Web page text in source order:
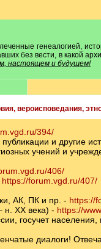
генеалогией,
без вести, в какой
настоящем и будущем!
вероисповедания,
394/
и другие
учений и
406/
https://forum.vgd.ru/407/
АК, ПК и пр. - https://
н. XX века) - https://
госучет
диалоги!